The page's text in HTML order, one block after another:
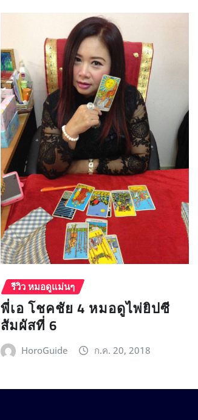
รีวิว หมอดูแม่นๆ
พี่เอ โชคชัย 4 หมอดูไพ่ยิปซี
สัมผัสที่ 6
HoroGuide ก.ค. 20, 2018